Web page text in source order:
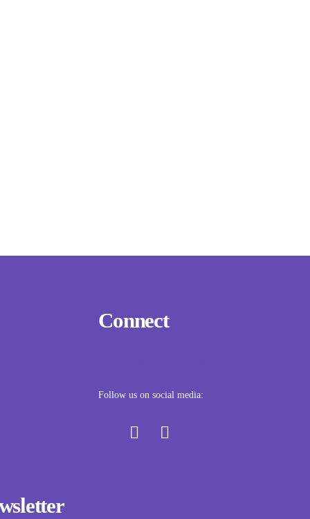
Connect
Follow us on social media: